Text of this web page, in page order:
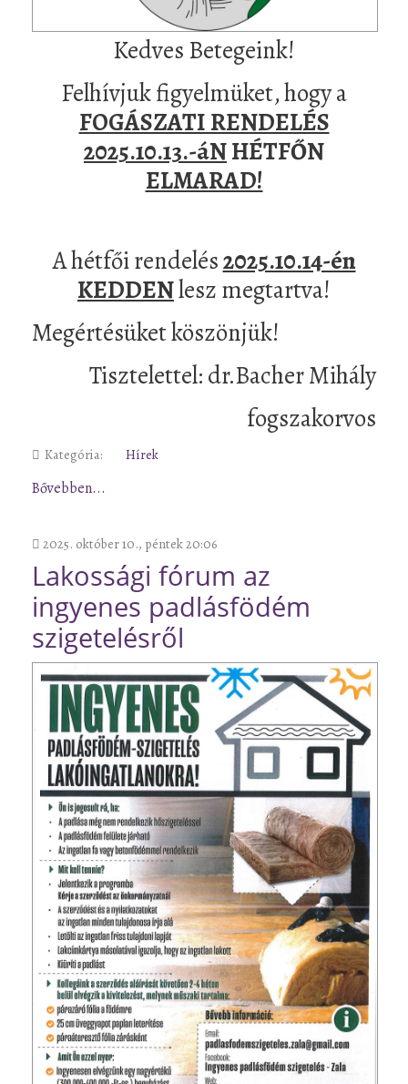
Kedves Betegeink!
Felhívjuk figyelmüket, hogy a
FOGÁSZATI RENDELÉS
2025.10.13.-áNHÉTFŐN
ELMARAD!
A hétfői rendelés2025.10.14-én
KEDDENlesz megtartva!
Megértésüket köszönjük!
Tisztelettel: dr.Bacher Mihály
fogszakorvos
Kategória: Hírek
Bővebben...
2025. október 10., péntek 20:06
Lakossági fórum az
ingyenes padlásfödém
szigetelésről